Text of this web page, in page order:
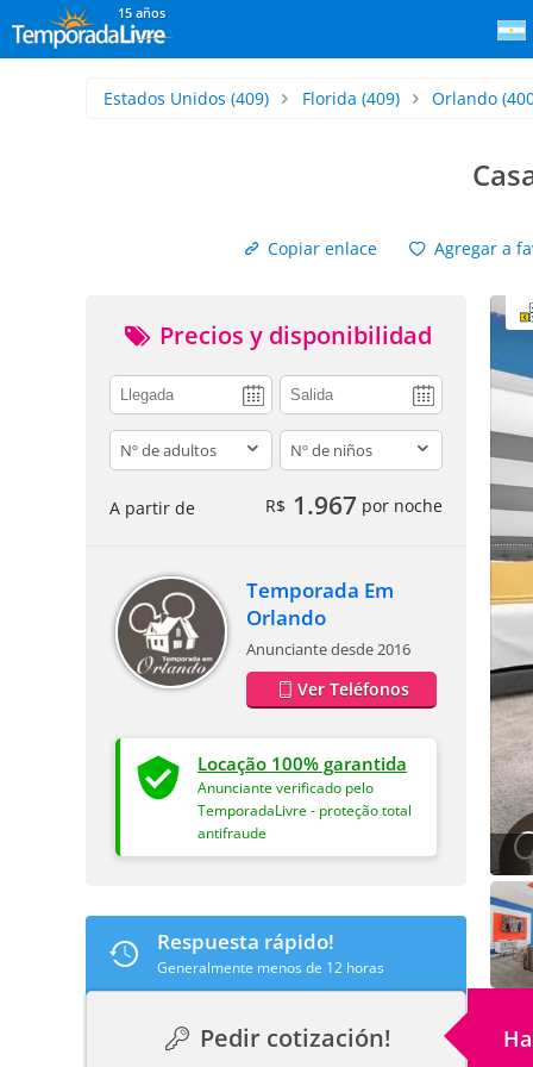
15 años
Estados Unidos (409) Florida (409) Orlando
Copiar enlace
Agregar a
Precios y disponibilidad
adults children
A partir de R$ 1.967 por noche
Temporada Em
Orlando
Anunciante desde 2016
Ver Teléfonos
Locação 100% garantida
Anunciante verificado pelo
TemporadaLivre - proteção total
antifraude
Respuesta rápido!
Generalmente menos de 12 horas
Pedir cotización!